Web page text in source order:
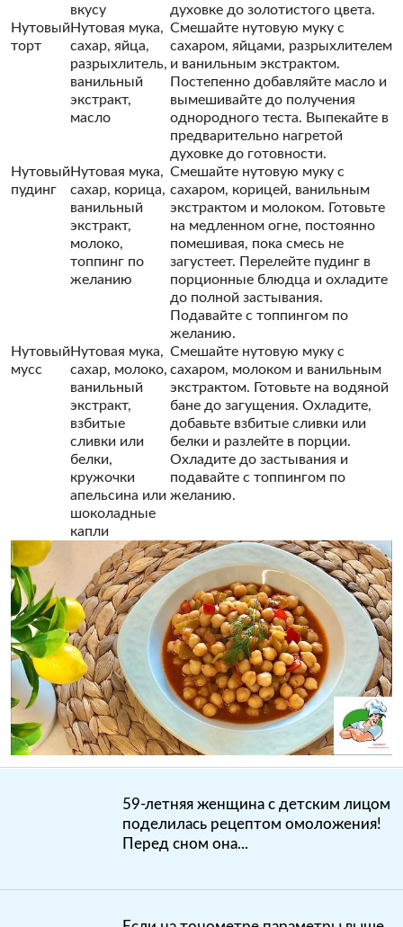
вкусу
духовке до золотистого цвета.
Нутовый
торт
Нутовая мука,
сахар, яйца,
разрыхлитель,
ванильный
экстракт,
масло
Смешайте нутовую муку с
сахаром, яйцами, разрыхлителем
и ванильным экстрактом.
Постепенно добавляйте масло и
вымешивайте до получения
однородного теста. Выпекайте в
предварительно нагретой
духовке до готовности.
Нутовый
пудинг
Нутовая мука,
сахар, корица,
ванильный
экстракт,
молоко,
топпинг по
желанию
Смешайте нутовую муку с
сахаром, корицей, ванильным
экстрактом и молоком. Готовьте
на медленном огне, постоянно
помешивая, пока смесь не
загустеет. Перелейте пудинг в
порционные блюдца и охладите
до полной застывания.
Подавайте с топпингом по
желанию.
Нутовый
мусс
Нутовая мука,
сахар, молоко,
ванильный
экстракт,
взбитые
сливки или
белки,
кружочки
апельсина или
шоколадные
капли
Смешайте нутовую муку с
сахаром, молоком и ванильным
экстрактом. Готовьте на водяной
бане до загущения. Охладите,
добавьте взбитые сливки или
белки и разлейте в порции.
Охладите до застывания и
подавайте с топпингом по
желанию.
59-летняя женщина с детским лицом
поделилась рецептом омоложения!
Перед сном она...